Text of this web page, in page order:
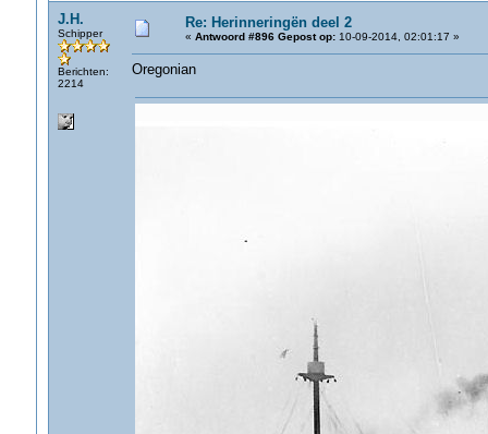
J.H.
Schipper
Berichten:
2214
Re: Herinneringën deel 2
« Antwoord #896 Gepost op:10-09-2014, 02:01:17 »
Oregonian